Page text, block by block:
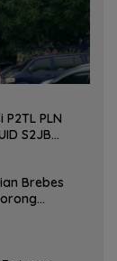
PLN
S2JB
Brebes